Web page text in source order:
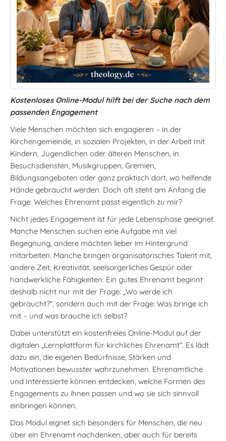
Kostenloses Online-Modul hilft bei der Suche nach dem
passenden Engagement
Viele Menschen möchten sich engagieren – in der
Kirchengemeinde, in sozialen Projekten, in der Arbeit mit
Kindern, Jugendlichen oder älteren Menschen, in
Besuchsdiensten, Musikgruppen, Gremien,
Bildungsangeboten oder ganz praktisch dort, wo helfende
Hände gebraucht werden. Doch oft steht am Anfang die
Frage: Welches Ehrenamt passt eigentlich zu mir?
Nicht jedes Engagement ist für jede Lebensphase geeignet.
Manche Menschen suchen eine Aufgabe mit viel
Begegnung, andere möchten lieber im Hintergrund
mitarbeiten. Manche bringen organisatorisches Talent mit,
andere Zeit, Kreativität, seelsorgerliches Gespür oder
handwerkliche Fähigkeiten. Ein gutes Ehrenamt beginnt
deshalb nicht nur mit der Frage: „Wo werde ich
gebraucht?“, sondern auch mit der Frage: Was bringe ich
mit – und was brauche ich selbst?
Dabei unterstützt ein kostenfreies Online-Modul auf der
digitalen „Lernplattform für kirchliches Ehrenamt“. Es lädt
dazu ein, die eigenen Bedürfnisse, Stärken und
Motivationen bewusster wahrzunehmen. Ehrenamtliche
und Interessierte können entdecken, welche Formen des
Engagements zu ihnen passen und wo sie sich sinnvoll
einbringen können.
Das Modul eignet sich besonders für Menschen, die neu
über ein Ehrenamt nachdenken, aber auch für bereits